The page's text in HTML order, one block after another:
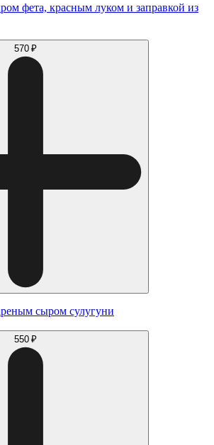
фета, красным луком и заправкой из
570 ₽
сыром сулугуни
550 ₽